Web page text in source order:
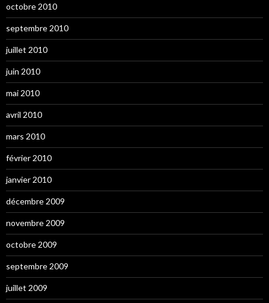
octobre 2010
septembre 2010
juillet 2010
juin 2010
mai 2010
avril 2010
mars 2010
février 2010
janvier 2010
décembre 2009
novembre 2009
octobre 2009
septembre 2009
juillet 2009